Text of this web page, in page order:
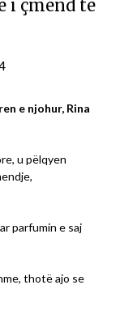
i çmend të
e njohur, Rina
u pëlqyen
parfumin e saj
thotë ajo se